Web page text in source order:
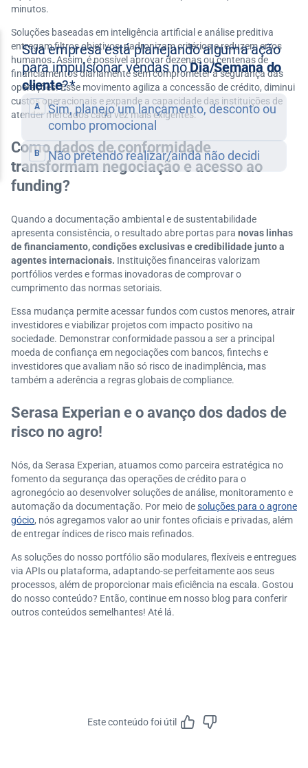
minutos.
Soluções baseadas em inteligência artificial e análise preditiva
entregam filtros objetivos, padronizam critérios e reduzem erros
humanos. Assim, é possível aprovar dezenas ou centenas de
financiamentos diariamente sem comprometer a segurança das
operações. Esse movimento agiliza a concessão de crédito, diminui
custos operacionais e expande a capacidade das instituições de
atender mercados cada vez mais exigentes.
Como dados de conformidade
transformam negociação e acesso ao
funding?
Quando a documentação ambiental e de sustentabilidade
apresenta consistência, o resultado abre portas para novas linhas
de financiamento, condições exclusivas e credibilidade junto a
agentes internacionais. Instituições financeiras valorizam
portfólios verdes e formas inovadoras de comprovar o
cumprimento das normas setoriais.
Essa mudança permite acessar fundos com custos menores, atrair
investidores e viabilizar projetos com impacto positivo na
sociedade. Demonstrar conformidade passou a ser a principal
moeda de confiança em negociações com bancos, fintechs e
investidores que avaliam não só risco de inadimplência, mas
também a aderência a regras globais de compliance.
Serasa Experian e o avanço dos dados de
risco no agro!
Nós, da Serasa Experian, atuamos como parceira estratégica no
fomento da segurança das operações de crédito para o
agronegócio ao desenvolver soluções de análise, monitoramento e
automação da documentação. Por meio desoluções para o agrone
gócio, nós agregamos valor ao unir fontes oficiais e privadas, além
de entregar índices de risco mais refinados.
As soluções do nosso portfólio são modulares, flexíveis e entregues
via APIs ou plataforma, adaptando-se perfeitamente aos seus
processos, além de proporcionar mais eficiência na escala. Gostou
do nosso conteúdo? Então, continue em nosso blog para conferir
outros conteúdos semelhantes! Até lá.
Este conteúdo foi útil